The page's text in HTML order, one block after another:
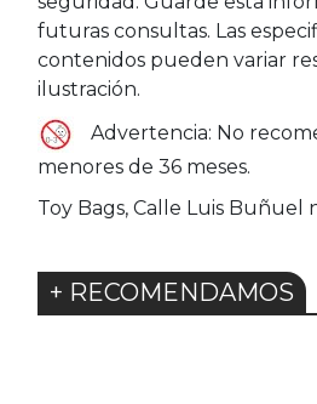
futuras consultas. Las
contenidos pueden variar
ilustración.
Advertencia: No
menores de 36 meses.
Toy Bags, Calle Luis Buñuel
+ RECOMENDAMOS